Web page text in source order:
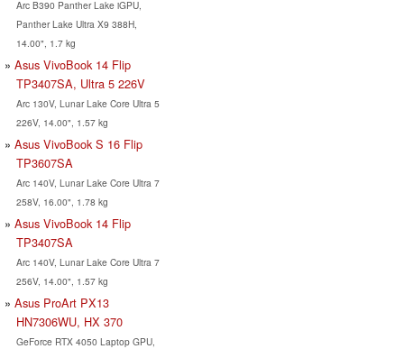
Arc B390 Panther Lake iGPU,
Panther Lake Ultra X9 388H,
14.00", 1.7 kg
Asus VivoBook 14 Flip
TP3407SA, Ultra 5 226V
Arc 130V, Lunar Lake Core Ultra 5
226V, 14.00", 1.57 kg
Asus VivoBook S 16 Flip
TP3607SA
Arc 140V, Lunar Lake Core Ultra 7
258V, 16.00", 1.78 kg
Asus VivoBook 14 Flip
TP3407SA
Arc 140V, Lunar Lake Core Ultra 7
256V, 14.00", 1.57 kg
Asus ProArt PX13
HN7306WU, HX 370
GeForce RTX 4050 Laptop GPU,